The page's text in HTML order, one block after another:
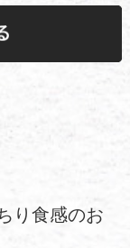
り食感のお